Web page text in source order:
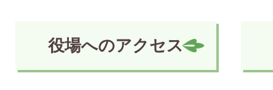
役場へのアクセス